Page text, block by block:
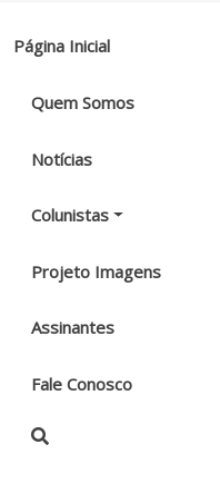
Página Inicial
Quem Somos
Notícias
Colunistas
Projeto Imagens
Assinantes
Fale Conosco